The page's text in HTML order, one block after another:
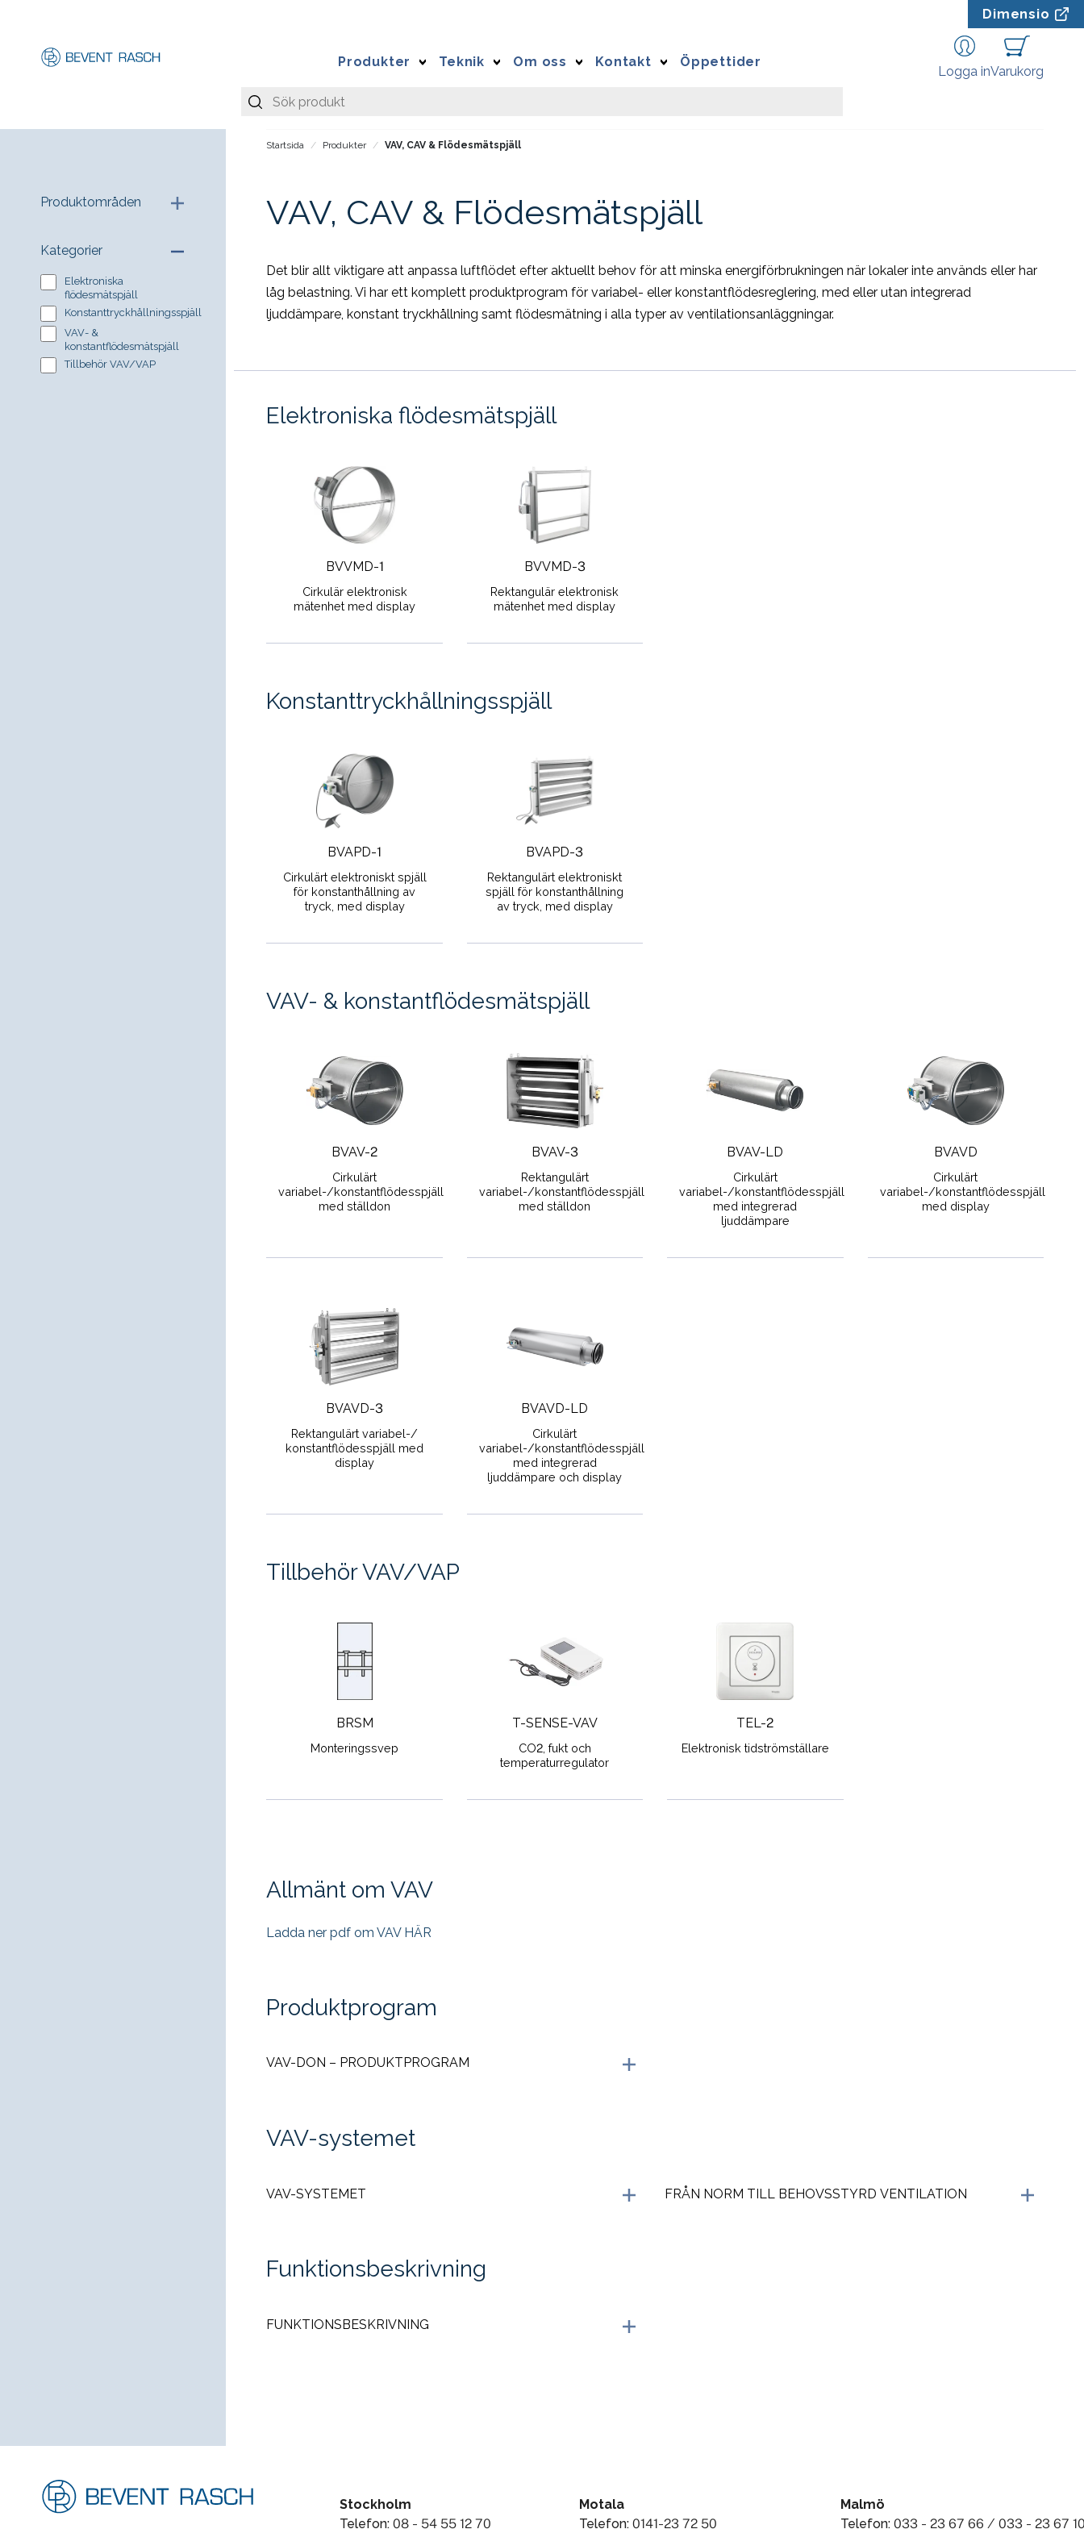
Dimensio
Logga inVarukorg
Produkter Teknik Om oss Kontakt Öppettider
Produktområden
Kategorier
Elektroniska
flödesmätspjäll
Konstanttryckhållningsspjäll
VAV- &
konstantflödesmätspjäll
Tillbehör VAV/VAP
Startsida Produkter VAV, CAV & Flödesmätspjäll
VAV, CAV & Flödesmätspjäll
Det blir allt viktigare att anpassa luftflödet efter aktuellt behov för att minska energiförbrukningen när lokaler inte används eller har
låg belastning. Vi har ett komplett produktprogram för variabel- eller konstantflödesreglering, med eller utan integrerad
ljuddämpare, konstant tryckhållning samt flödesmätning i alla typer av ventilationsanläggningar.
Elektroniska flödesmätspjäll
BVVMD-1
Cirkulär elektronisk
mätenhet med display
BVVMD-3
Rektangulär elektronisk
mätenhet med display
Konstanttryckhållningsspjäll
BVAPD-1
Cirkulärt elektroniskt spjäll
för konstanthållning av
tryck, med display
BVAPD-3
Rektangulärt elektroniskt
spjäll för konstanthållning
av tryck, med display
VAV- & konstantflödesmätspjäll
BVAV-2
Cirkulärt
variabel-/konstantflödesspjäll
med ställdon
BVAV-3
Rektangulärt
variabel-/konstantflödesspjäll
med ställdon
BVAV-LD
Cirkulärt
variabel-/konstantflödesspjäll
med integrerad
ljuddämpare
BVAVD
Cirkulärt
variabel-/konstantflödesspjäll
med display
BVAVD-3
Rektangulärt variabel-/
konstantflödesspjäll med
display
BVAVD-LD
Cirkulärt
variabel-/konstantflödesspjäll
med integrerad
ljuddämpare och display
Tillbehör VAV/VAP
BRSM
Monteringssvep
T-SENSE-VAV
CO2, fukt och
temperaturregulator
TEL-2
Elektronisk tidströmställare
Allmänt om VAV
Ladda ner pdf om VAV HÄR
Produktprogram
VAV-DON – PRODUKTPROGRAM
VAV-systemet
VAV-SYSTEMET FRÅN NORM TILL BEHOVSSTYRD VENTILATION
Funktionsbeskrivning
FUNKTIONSBESKRIVNING
Stockholm
Telefon: 08 - 54 55 12 70
Motala
Telefon: 0141-23 72 50
Malmö
Telefon: 033 - 23 67 66 / 033 - 23 67